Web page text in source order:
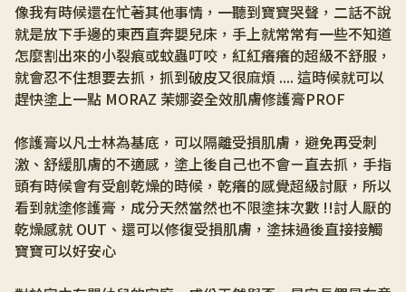
像我有時候還在忙著其他事情，一聽到寶寶哭聲，二話不說
就是放下手邊的東西直奔嬰兒床，手上就常常有一些不知道
怎麼割出來的小裂痕或蚊蟲叮咬，紅紅癢癢的超級不舒服，
就會忍不住想要去抓，抓到破皮又很麻煩 .... 這時候就可以
趕快塗上一點 MORAZ 茉娜姿全效肌膚修護膏PROF
修護膏以凡士林為基底，可以隔離受損肌膚，避免再受刺
激、舒緩肌膚的不適感，塗上後自己也不會ㄧ直去抓，手指
頭有時候會有受創乾燥的時候，乾癢的感覺超級討厭，所以
看到就塗修護膏，成分天然當然也不限塗抹次數 !!討人厭的
乾燥感就 OUT、還可以修復受損肌膚，塗抹過後直接接觸
寶寶可以好安心